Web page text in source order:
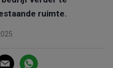
ruimte.